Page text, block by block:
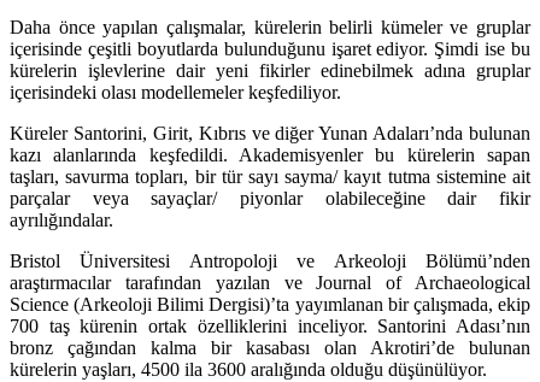
Daha önce yapılan çalışmalar, kürelerin belirli kümeler ve gruplar
içerisinde çeşitli boyutlarda bulunduğunu işaret ediyor. Şimdi ise bu
kürelerin işlevlerine dair yeni fikirler edinebilmek adına gruplar
içerisindeki olası modellemeler keşfediliyor.
Küreler Santorini, Girit, Kıbrıs ve diğer Yunan Adaları’nda bulunan
kazı alanlarında keşfedildi. Akademisyenler bu kürelerin sapan
taşları, savurma topları, bir tür sayı sayma/ kayıt tutma sistemine ait
parçalar veya sayaçlar/ piyonlar olabileceğine dair fikir
ayrılığındalar.
Bristol Üniversitesi Antropoloji ve Arkeoloji Bölümü’nden
araştırmacılar tarafından yazılan ve Journal of Archaeological
Science (Arkeoloji Bilimi Dergisi)’ta yayımlanan bir çalışmada, ekip
700 taş kürenin ortak özelliklerini inceliyor. Santorini Adası’nın
bronz çağından kalma bir kasabası olan Akrotiri’de bulunan
kürelerin yaşları, 4500 ila 3600 aralığında olduğu düşünülüyor.